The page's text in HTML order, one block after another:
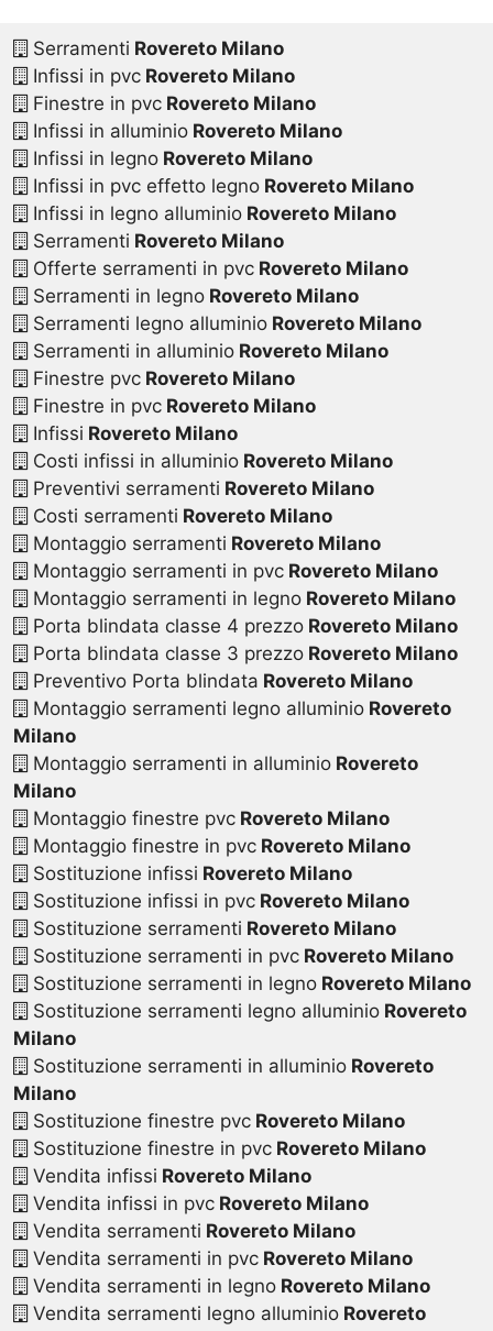
Serramenti Rovereto Milano
Infissi in pvcRovereto Milano
Finestre in pvcRovereto Milano
Infissi in alluminioRovereto Milano
Infissi in legnoRovereto Milano
Infissi in pvc effetto legnoRovereto Milano
Infissi in legno alluminioRovereto Milano
Serramenti Rovereto Milano
Offerte serramenti in pvcRovereto Milano
Serramenti in legnoRovereto Milano
Serramenti legno alluminioRovereto Milano
Serramenti in alluminioRovereto Milano
Finestre pvcRovereto Milano
Finestre in pvcRovereto Milano
Infissi Rovereto Milano
Costi infissi in alluminioRovereto Milano
Preventivi serramenti Rovereto Milano
Costi serramenti Rovereto Milano
Montaggio serramenti Rovereto Milano
Montaggio serramenti in pvcRovereto Milano
Montaggio serramenti in legnoRovereto Milano
Porta blindata classe 4 prezzoRovereto Milano
Porta blindata classe 3 prezzoRovereto Milano
Preventivo Porta blindata Rovereto Milano
Montaggio serramenti legno alluminioRovereto
Milano
Montaggio serramenti in alluminioRovereto
Milano
Montaggio finestre pvcRovereto Milano
Montaggio finestre in pvcRovereto Milano
Sostituzione infissi Rovereto Milano
Sostituzione infissi in pvcRovereto Milano
Sostituzione serramenti Rovereto Milano
Sostituzione serramenti in pvcRovereto Milano
Sostituzione serramenti in legnoRovereto Milano
Sostituzione serramenti legno alluminioRovereto
Milano
Sostituzione serramenti in alluminioRovereto
Milano
Sostituzione finestre pvcRovereto Milano
Sostituzione finestre in pvcRovereto Milano
Vendita infissi Rovereto Milano
Vendita infissi in pvcRovereto Milano
Vendita serramenti Rovereto Milano
Vendita serramenti in pvcRovereto Milano
Vendita serramenti in legnoRovereto Milano
Vendita serramenti legno alluminioRovereto